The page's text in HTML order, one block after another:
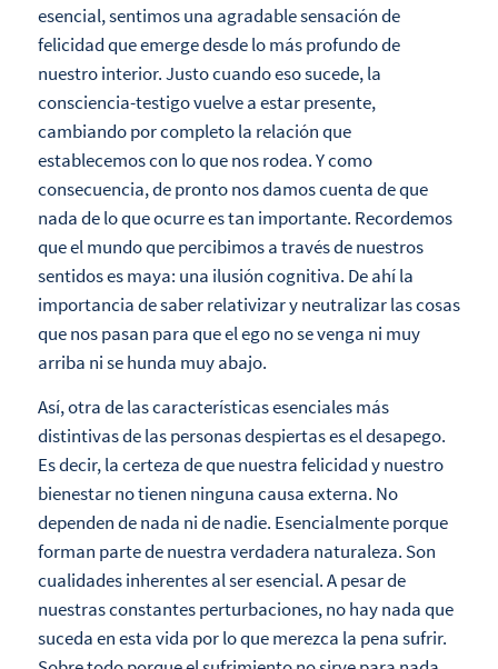
esencial, sentimos una agradable sensación de
felicidad que emerge desde lo más profundo de
nuestro interior. Justo cuando eso sucede, la
consciencia-testigo vuelve a estar presente,
cambiando por completo la relación que
establecemos con lo que nos rodea. Y como
consecuencia, de pronto nos damos cuenta de que
nada de lo que ocurre es tan importante. Recordemos
que el mundo que percibimos a través de nuestros
sentidos es maya: una ilusión cognitiva. De ahí la
importancia de saber relativizar y neutralizar las cosas
que nos pasan para que el ego no se venga ni muy
arriba ni se hunda muy abajo.
Así, otra de las características esenciales más
distintivas de las personas despiertas es el desapego.
Es decir, la certeza de que nuestra felicidad y nuestro
bienestar no tienen ninguna causa externa. No
dependen de nada ni de nadie. Esencialmente porque
forman parte de nuestra verdadera naturaleza. Son
cualidades inherentes al ser esencial. A pesar de
nuestras constantes perturbaciones, no hay nada que
suceda en esta vida por lo que merezca la pena sufrir.